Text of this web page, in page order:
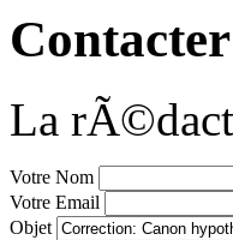
Contacter
La
Votre Nom
Votre Email
Objet